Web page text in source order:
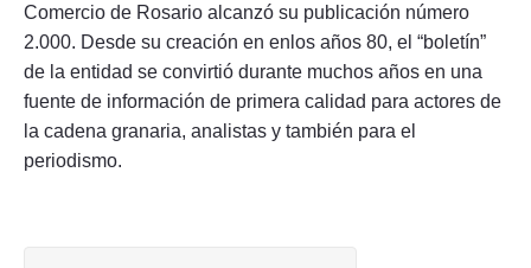
Comercio de Rosario alcanzó su publicación número
2.000. Desde su creación en enlos años 80, el “boletín”
de la entidad se convirtió durante muchos años en una
fuente de información de primera calidad para actores de
la cadena granaria, analistas y también para el
periodismo.